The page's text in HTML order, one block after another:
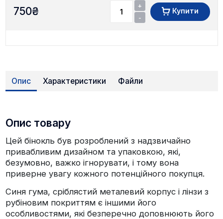
750₴
+
-
Купити
Опис Характеристики Файли
Опис товару
Цей бінокль був розроблений з надзвичайно
привабливим дизайном та упаковкою, які,
безумовно, важко ігнорувати, і тому вона
приверне увагу кожного потенційного покупця.
Синя гума, сріблястий металевий корпус і лінзи з
рубіновим покриттям є іншими його
особливостями, які безперечно доповнюють його